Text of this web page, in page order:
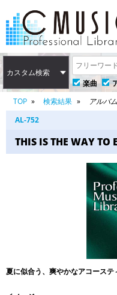
カスタム検索
楽曲
TOP
検索結果
アルバ
AL-752
THIS IS THE WAY TO
夏に似合う、爽やかなアコース